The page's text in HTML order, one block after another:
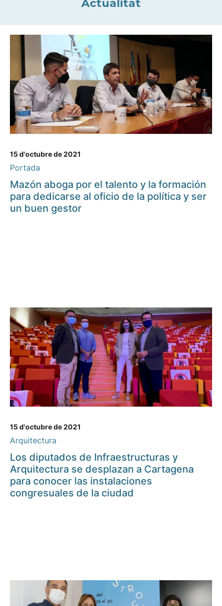
Actualitat
15 d'octubre de 2021
Portada
Mazón aboga por el talento y la formación
para dedicarse al oficio de la política y ser
un buen gestor
15 d'octubre de 2021
Arquitectura
Los diputados de Infraestructuras y
Arquitectura se desplazan a Cartagena
para conocer las instalaciones
congresuales de la ciudad